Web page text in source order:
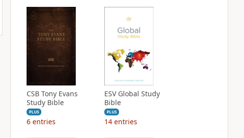
CSB Tony Evans
Study Bible
PLUS
6 entries
ESV Global Study
Bible
PLUS
14 entries